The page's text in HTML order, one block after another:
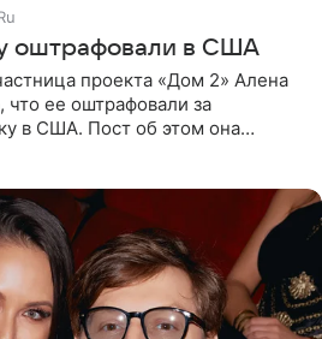
оштрафовали в США
проекта «Дом 2» Алена
что ее оштрафовали за
в США. Пост об этом она